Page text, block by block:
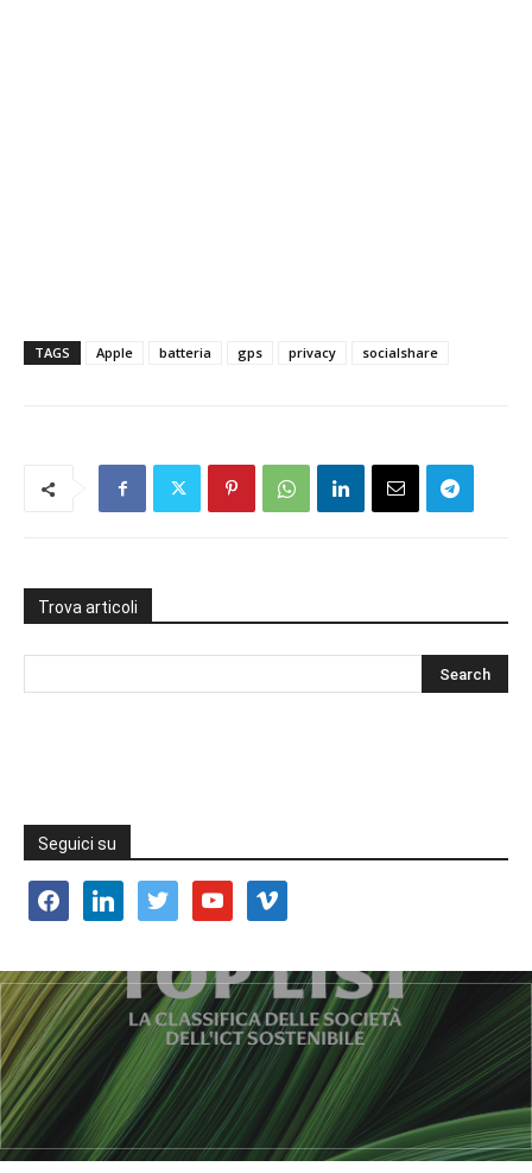
TAGS Apple batteria gps privacy socialshare
Trova articoli
Seguici su
facebooklinkedin twitter youtube vimeo